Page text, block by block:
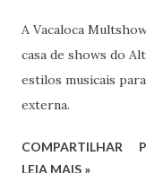
A Vacaloca
casa de shows do
estilos musicais
externa.
COMPARTILHAR
LEIA MAIS »